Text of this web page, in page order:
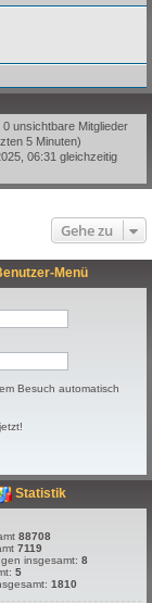
unsichtbare Mitglieder
5 Minuten)
06:31 gleichzeitig
Gehe zu
Menü
Besuch automatisch
Statistik
88708
7119
insgesamt:8
5
1810